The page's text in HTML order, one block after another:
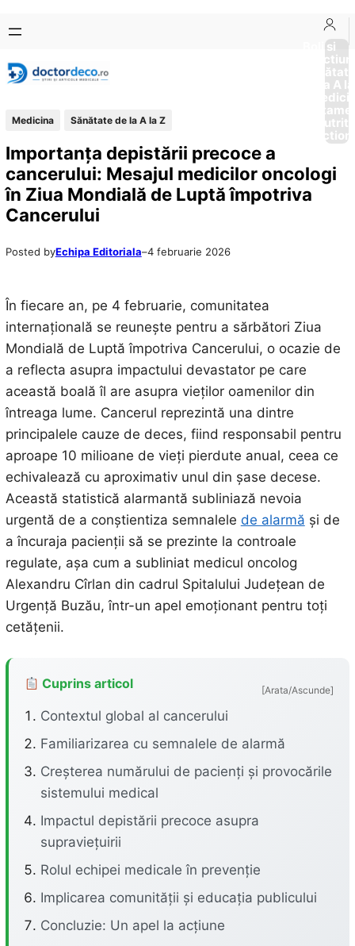
conținut
content
Boli si
Afectiuni
Sănătate
de la A
Medicina Sănătate de la A la Z
Importanța depistării precoce a
cancerului: Mesajul medicilor oncologi
în Ziua Mondială de Luptă împotriva
Cancerului
Posted byEchipa Editoriala–4 februarie 2026
În fiecare an, pe 4 februarie, comunitatea
internațională se reunește pentru a sărbători Ziua
Mondială de Luptă împotriva Cancerului, o ocazie de
a reflecta asupra impactului devastator pe care
această boală îl are asupra vieților oamenilor din
întreaga lume. Cancerul reprezintă una dintre
principalele cauze de deces, fiind responsabil pentru
aproape 10 milioane de vieți pierdute anual, ceea ce
echivalează cu aproximativ unul din șase decese.
Această statistică alarmantă subliniază nevoia
urgentă de a conștientiza semnalele de alarmă și de
a încuraja pacienții să se prezinte la controale
regulate, așa cum a subliniat medicul oncolog
Alexandru Cîrlan din cadrul Spitalului Județean de
Urgență Buzău, într-un apel emoționant pentru toți
cetățenii.
Cuprins articol [Arata/Ascunde]
Contextul global al cancerului
Familiarizarea cu semnalele de alarmă
Creșterea numărului de pacienți și provocările
sistemului medical
Impactul depistării precoce asupra
supraviețuirii
Rolul echipei medicale în prevenție
Implicarea comunității și educația publicului
Concluzie: Un apel la acțiune